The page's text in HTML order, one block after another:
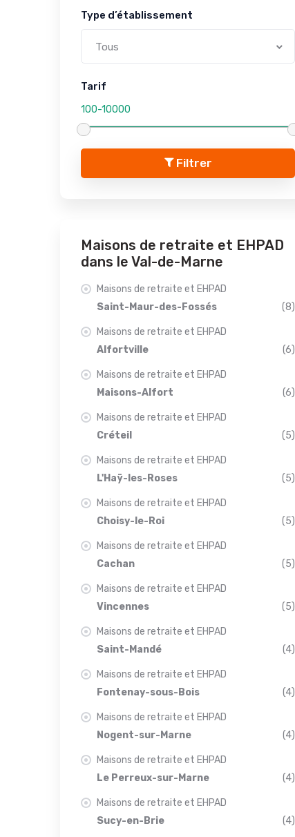
Type d’établissement
Tous
Tarif
Filtrer
Maisons de retraite et EHPAD
dans le Val-de-Marne
Maisons de retraite et EHPAD
Saint-Maur-des-Fossés
(8)
Maisons de retraite et EHPAD
Alfortville
(6)
Maisons de retraite et EHPAD
Maisons-Alfort
(6)
Maisons de retraite et EHPAD
Créteil
(5)
Maisons de retraite et EHPAD
L'Haÿ-les-Roses
(5)
Maisons de retraite et EHPAD
Choisy-le-Roi
(5)
Maisons de retraite et EHPAD
Cachan
(5)
Maisons de retraite et EHPAD
Vincennes
(5)
Maisons de retraite et EHPAD
Saint-Mandé
(4)
Maisons de retraite et EHPAD
Fontenay-sous-Bois
(4)
Maisons de retraite et EHPAD
Nogent-sur-Marne
(4)
Maisons de retraite et EHPAD
Le Perreux-sur-Marne
(4)
Maisons de retraite et EHPAD
Sucy-en-Brie
(4)